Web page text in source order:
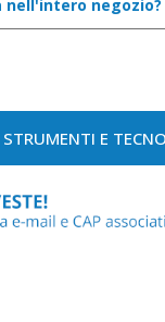
STRUMENTI E